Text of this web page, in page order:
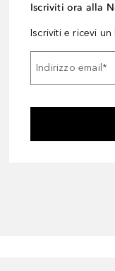
Iscriviti ora alla
Iscriviti e ricevi
Indirizzo email *